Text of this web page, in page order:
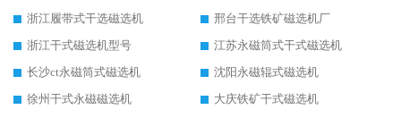
浙江履带式干选磁选机
邢台干选铁矿磁选机厂
浙江干式磁选机型号
江苏永磁筒式干式磁选机
长沙ct永磁筒式磁选机
沈阳永磁辊式磁选机
徐州干式永磁磁选机
大庆铁矿干式磁选机